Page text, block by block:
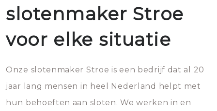
slotenmaker Stroe
voor elke situatie
Onze slotenmaker Stroe is een bedrijf dat al 20
jaar lang mensen in heel Nederland helpt met
hun behoeften aan sloten. We werken in en